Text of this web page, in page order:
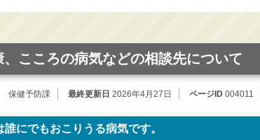
、こころの病気などの相談先について
保健予防課 最終更新日 2026年4月27日 ページID 004011
誰にでもおこりうる病気です。